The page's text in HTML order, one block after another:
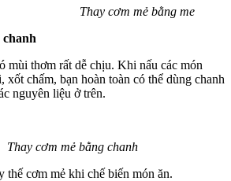
mẻ bằng me
chanh
mùi thơm rất dễ chịu. Khi nấu các món
xốt chấm, bạn hoàn toàn có thể dùng chanh
nguyên liệu ở trên.
bằng chanh
thế cơm mẻ khi chế biến món ăn.